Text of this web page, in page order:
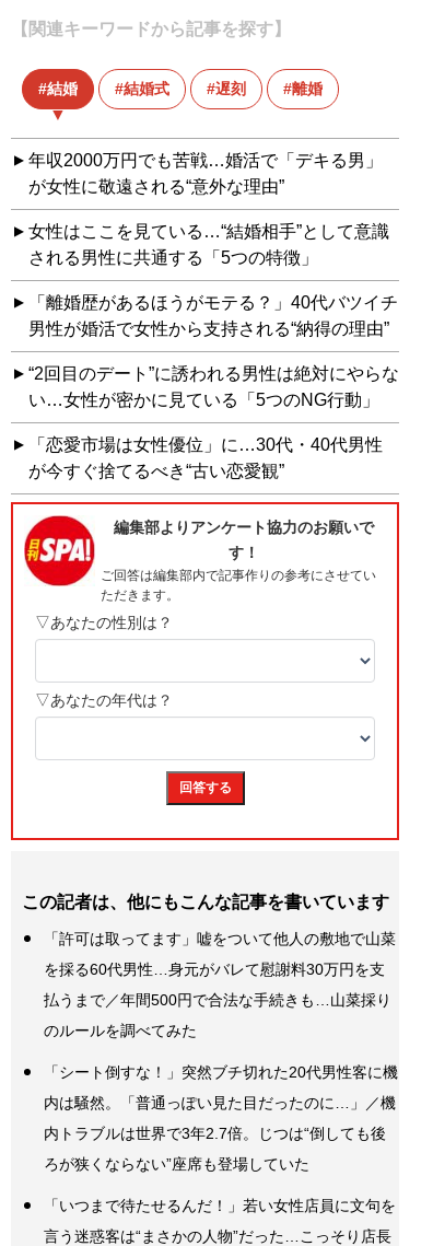
【関連キーワードから記事を探す】
結婚 結婚式 遅刻 離婚
年収2000万円でも苦戦…婚活で「デキる男」
が女性に敬遠される“意外な理由”
女性はここを見ている…“結婚相手”として意識
される男性に共通する「5つの特徴」
「離婚歴があるほうがモテる？」40代バツイチ
男性が婚活で女性から支持される“納得の理由”
“2回目のデート”に誘われる男性は絶対にやらな
い…女性が密かに見ている「5つのNG行動」
「恋愛市場は女性優位」に…30代・40代男性
が今すぐ捨てるべき“古い恋愛観”
この記者は、他にもこんな記事を書いています
「許可は取ってます」嘘をついて他人の敷地で山菜
を採る60代男性…身元がバレて慰謝料30万円を支
払うまで／年間500円で合法な手続きも…山菜採り
のルールを調べてみた
「シート倒すな！」突然ブチ切れた20代男性客に機
内は騒然。「普通っぽい見た目だったのに…」／機
内トラブルは世界で3年2.7倍。じつは“倒しても後
ろが狭くならない”座席も登場していた
「いつまで待たせるんだ！」若い女性店員に文句を
言う迷惑客は“まさかの人物”だった…こっそり店長